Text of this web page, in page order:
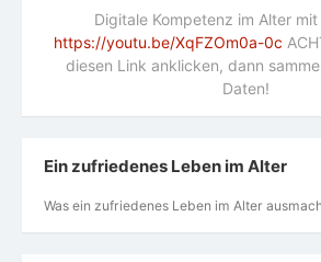
Digitale Kompetenz im Alter mit
https://youtu.be/XqFZOm0a-0c
diesen Link anklicken, dann
Daten!
Ein zufriedenes Leben im Alter
Was ein zufriedenes Leben im Alter